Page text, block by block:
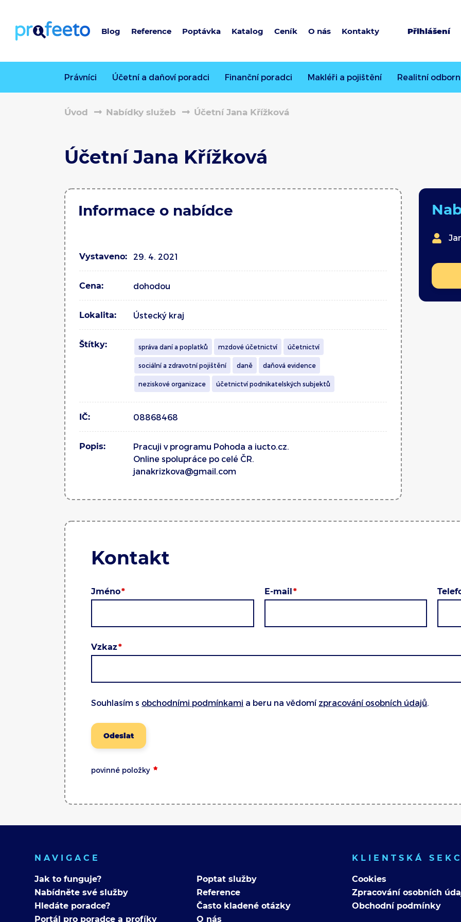
Blog Reference Poptávka Katalog Ceník O nás Kontakty Přihlášení
Právníci Účetní a daňoví poradci Finanční poradci Makléři a pojištění Realitní
Úvod Nabídky služeb Účetní Jana Křížková
Účetní Jana Křížková
Informace o nabídce
Vystaveno: 29. 4. 2021
Cena: dohodou
Lokalita: Ústecký kraj
Štítky: správa daní a poplatků mzdové účetnictví účetnictví
sociální a zdravotní pojištění daně daňová evidence
neziskové organizace účetnictví podnikatelských subjektů
IČ: 08868468
Popis:
Pracuji v programu Pohoda a iucto.cz.
Online spolupráce po celé ČR.
janakrizkova@gmail.com
Kontakt
Jméno E-mail
Vzkaz
Souhlasím s obchodními podmínkami a beru na vědomí zpracování osobních údajů.
Odeslat
povinné položky
NAVIGACE
Jak to funguje?
Nabídněte své služby
Hledáte poradce?
Portál pro poradce a profíky
Poptat služby
Reference
Často kladené otázky
O nás
KLIENTSKÁ
Cookies
Zpracování osobních
Obchodní podmínky